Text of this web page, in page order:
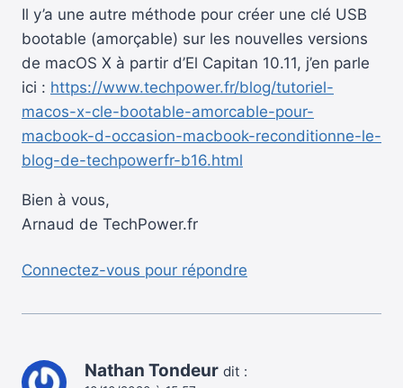
Il y’a une autre méthode pour créer une clé USB
bootable (amorçable) sur les nouvelles versions
de macOS X à partir d’El Capitan 10.11, j’en parle
ici : https://www.techpower.fr/blog/tutoriel-
macos-x-cle-bootable-amorcable-pour-
macbook-d-occasion-macbook-reconditionne-le-
blog-de-techpowerfr-b16.html
Bien à vous,
Arnaud de TechPower.fr
Connectez-vous pour répondre
Nathan Tondeur dit :